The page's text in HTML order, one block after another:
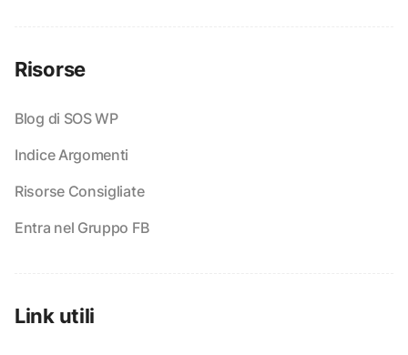
Risorse
Blog di SOS WP
Indice Argomenti
Risorse Consigliate
Entra nel Gruppo FB
Link utili